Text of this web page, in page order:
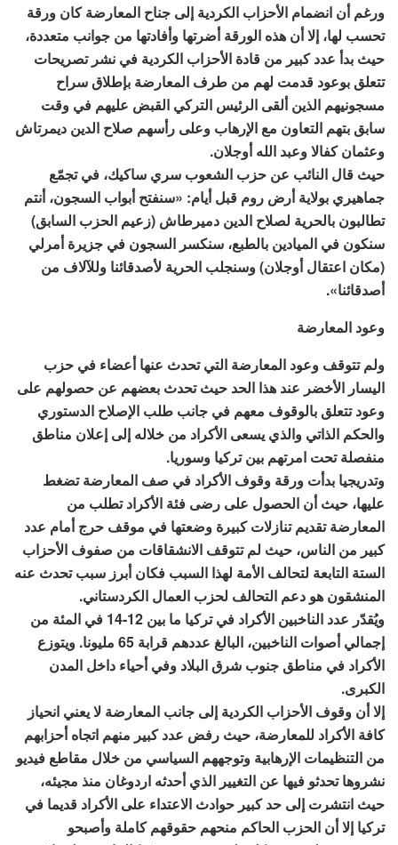
ورغم أن انضمام الأحزاب الكردية إلى جناح المعارضة كان ورقة
تحسب لها، إلا أن هذه الورقة أضرتها وأفادتها من جوانب متعددة،
حيث بدأ عدد كبير من قادة الأحزاب الكردية في نشر تصريحات
تتعلق بوعود قدمت لهم من طرف المعارضة بإطلاق سراح
مسجونيهم الذين ألقى الرئيس التركي القبض عليهم في وقت
سابق بتهم التعاون مع الإرهاب وعلى رأسهم صلاح الدين ديمرتاش
وعثمان كفالا وعبد الله أوجلان.
حيث قال النائب عن حزب الشعوب سري ساكيك، في تجمّع
جماهيري بولاية أرض روم قبل أيام: «سنفتح أبواب السجون، أنتم
تطالبون بالحرية لصلاح الدين دميرطاش (زعيم الحزب السابق)
سنكون في الميادين بالطبع، سنكسر السجون في جزيرة أمرلي
(مكان اعتقال أوجلان) وسنجلب الحرية لأصدقائنا وللآلاف من
أصدقائنا».
وعود المعارضة
ولم تتوقف وعود المعارضة التي تحدث عنها أعضاء في حزب
اليسار الأخضر عند هذا الحد حيث تحدث بعضهم عن حصولهم على
وعود تتعلق بالوقوف معهم في جانب طلب الإصلاح الدستوري
والحكم الذاتي والذي يسعى الأكراد من خلاله إلى إعلان مناطق
منفصلة تحت امرتهم بين تركيا وسوريا.
وتدريجيا بدأت ورقة وقوف الأكراد في صف المعارضة تضغط
عليها، حيث أن الحصول على رضى فئة الأكراد تطلب من
المعارضة تقديم تنازلات كبيرة وضعتها في موقف حرج أمام عدد
كبير من الناس، حيث لم تتوقف الانشقاقات من صفوف الأحزاب
الستة التابعة لتحالف الأمة لهذا السبب فكان أبرز سبب تحدث عنه
المنشقون هو دعم التحالف لحزب العمال الكردستاني.
ويُقدّر عدد الناخبين الأكراد في تركيا ما بين 12-14 في المئة من
إجمالي أصوات الناخبين، البالغ عددهم قرابة 65 مليونا. ويتوزع
الأكراد في مناطق جنوب شرق البلاد وفي أحياء داخل المدن
الكبرى.
إلا أن وقوف الأحزاب الكردية إلى جانب المعارضة لا يعني انحياز
كافة الأكراد للمعارضة، حيث رفض عدد كبير منهم اتجاه أحزابهم
من التنظيمات الإرهابية وتوجههم السياسي من خلال مقاطع فيديو
نشروها تحدثو فيها عن التغيير الذي أحدثه اردوغان منذ مجيئه،
حيث انتشرت إلى حد كبير حوادث الاعتداء على الأكراد قديما في
تركيا إلا أن الحزب الحاكم منحهم حقوقهم كاملة وأصبحو